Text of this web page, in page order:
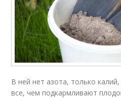
В ней нет азота, только
все, чем подкармливают